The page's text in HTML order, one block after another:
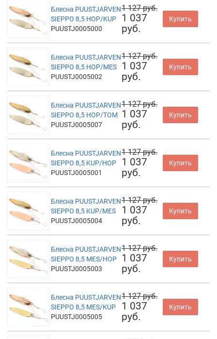
Блесна PUUSTJARVEN
SIEPPO 8,5 HOP/KUP
PUUSTJ0005000
1 127 руб.
1 037
руб.
Купить
Блесна PUUSTJARVEN
SIEPPO 8,5 HOP/MES
PUUSTJ0005002
1 127 руб.
1 037
руб.
Купить
Блесна PUUSTJARVEN
SIEPPO 8,5 HOP/TOM
PUUSTJ0005007
1 127 руб.
1 037
руб.
Купить
Блесна PUUSTJARVEN
SIEPPO 8,5 KUP/HOP
PUUSTJ0005001
1 127 руб.
1 037
руб.
Купить
Блесна PUUSTJARVEN
SIEPPO 8,5 KUP/MES
PUUSTJ0005004
1 127 руб.
1 037
руб.
Купить
Блесна PUUSTJARVEN
SIEPPO 8,5 MES/HOP
PUUSTJ0005003
1 127 руб.
1 037
руб.
Купить
Блесна PUUSTJARVEN
SIEPPO 8,5 MES/KUP
PUUSTJ0005005
1 127 руб.
1 037
руб.
Купить